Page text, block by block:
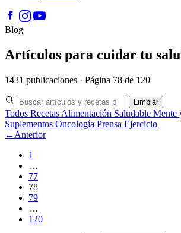
Blog
Artículos para cuidar tu
1431 publicaciones · Página 78 de 120
Limpiar
Todos Recetas Alimentación Saludable Mente
Suplementos Oncología Prensa Ejercicio
← Anterior
1
…
77
78
79
…
120